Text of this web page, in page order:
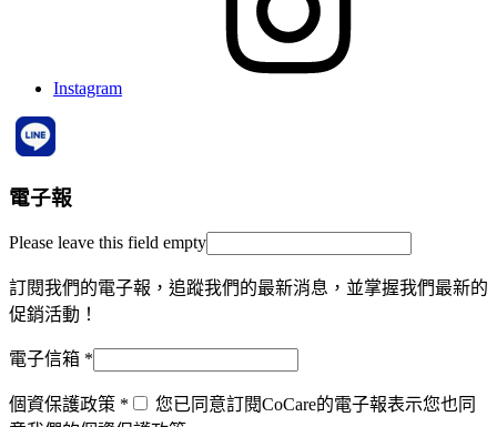
Instagram
電子報
Please leave this field empty
訂閱我們的電子報，追蹤我們的最新消息，並掌握我們最新的
促銷活動！
電子信箱 *
個資保護政策 *
您已同意訂閱CoCare的電子報表示您也同